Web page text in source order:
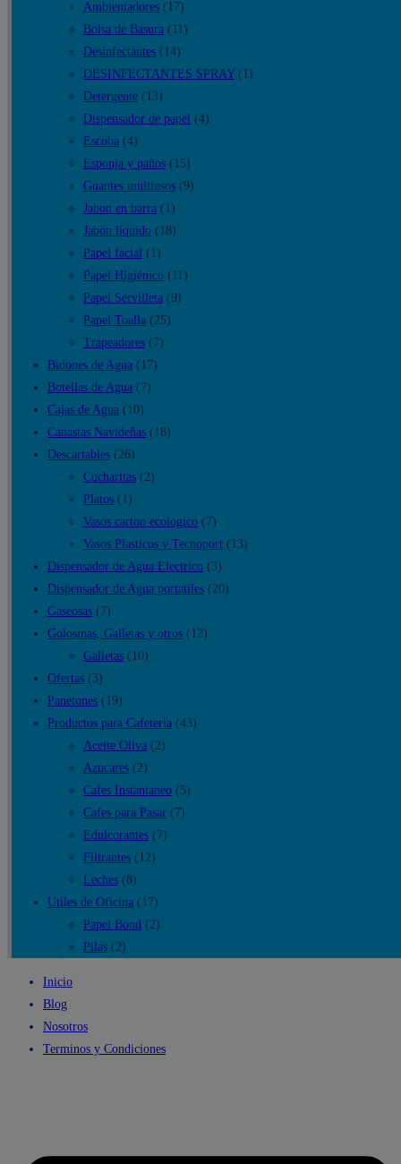
500
hojas
x
10
pqt
cantidad
Ambientadores (17)
Bolsa de Basura (11)
Desinfectantes (14)
DESINFECTANTES SPRAY (1)
Detergente (13)
Dispensador de papel (4)
Escoba (4)
Esponja y paños (15)
Guantes multiusos (9)
Jabon en barra (1)
Jabon liquido (18)
Papel facial (1)
Papel Higiénico (11)
Papel Servilleta (9)
Papel Toalla (25)
Trapeadores (7)
Bidones de Agua (17)
Botellas de Agua (7)
Cajas de Agua (10)
Canastas Navideñas (18)
Descartables (26)
Cucharitas (2)
Platos (1)
Vasos carton ecologico (7)
Vasos Plasticos y Tecnoport (13)
Dispensador de Agua Electrico (3)
Dispensador de Agua portatiles (20)
Gaseosas (7)
Golosinas, Galletas y otros (12)
Galletas (10)
Ofertas (3)
Panetones (19)
Productos para Cafeteria (43)
Aceite Oliva (2)
Azucares (2)
Cafes Instantaneo (5)
Cafes para Pasar (7)
Edulcorantes (7)
Filtrantes (12)
Leches (8)
Utiles de Oficina (17)
Papel Bond (2)
Pilas (2)
Inicio
Blog
Nosotros
Terminos y Condiciones